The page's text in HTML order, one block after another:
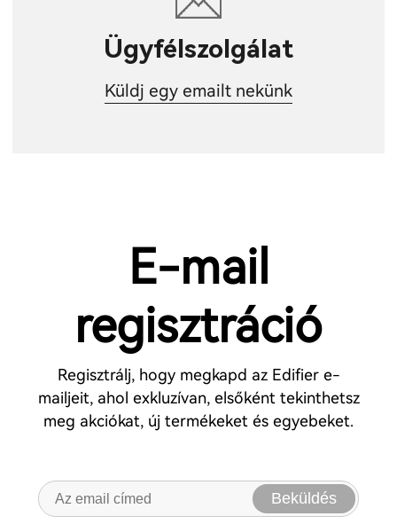
Ügyfélszolgálat
Küldj egy emailt nekünk
E-mail
regisztráció
Regisztrálj, hogy megkapd az Edifier e-
mailjeit, ahol exkluzívan, elsőként tekinthetsz
meg akciókat, új termékeket és egyebeket.
Beküldés